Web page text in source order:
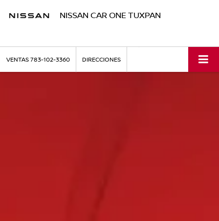
NISSAN CAR ONE TUXPAN
VENTAS783-102-3360 DIRECCIONES